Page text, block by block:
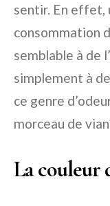
sentir. En effet,
consommation
semblable à de
simplement à
ce genre
morceau de
La couleur